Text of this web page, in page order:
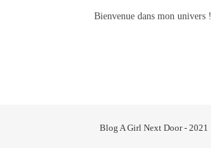
Bienvenue dans mon univers !
Blog A Girl Next Door - 2021